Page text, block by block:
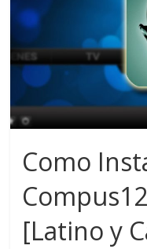
Como
[Latino y